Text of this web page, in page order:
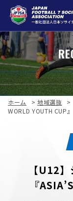
ホーム > 地域選抜 >
WORLD YOUTH CUP』
【U12
『